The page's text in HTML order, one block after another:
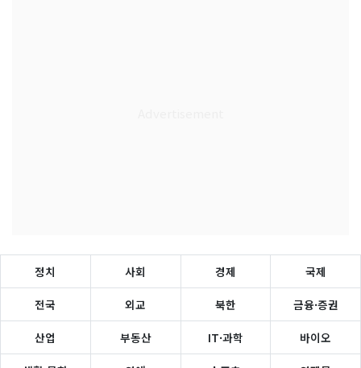
정치 사회 경제 국제
전국 외교 북한 금융·증권
산업 부동산 IT·과학 바이오